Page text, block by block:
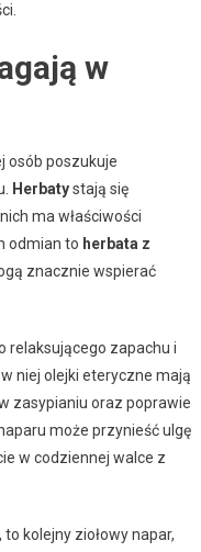
w
osób poszukuje
Herbatystają się
ma właściwości
odmian to herbata z
znacznie wspierać
relaksującego zapachu i
niej olejki eteryczne mają
zasypianiu oraz poprawie
może przynieść ulgę
w codziennej walce z
kolejny ziołowy napar,